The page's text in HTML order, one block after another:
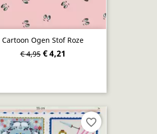
Cartoon Ogen Stof Roze
€ 4,95 € 4,21
favorite_border